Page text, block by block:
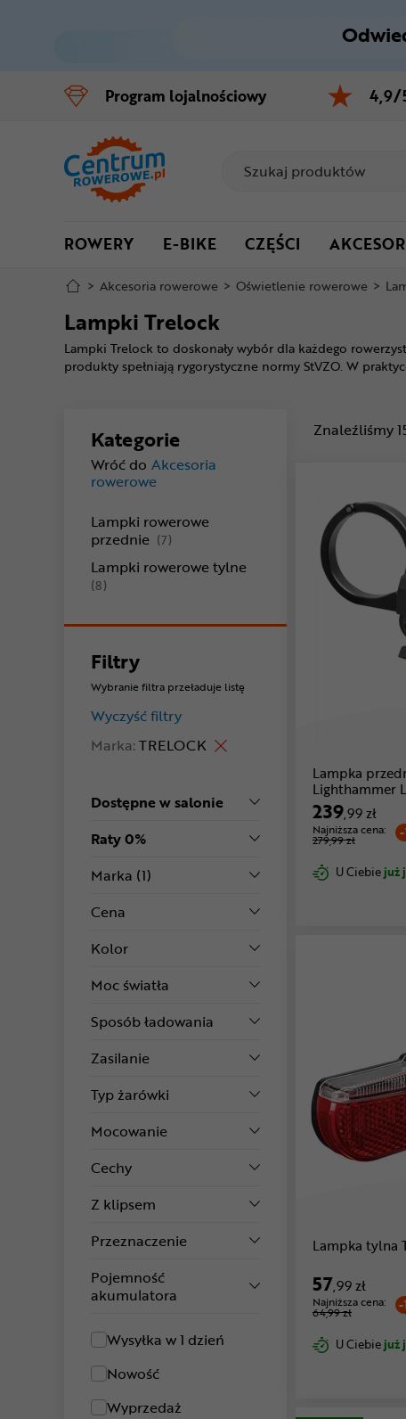
Menu główne
Filtry
Stopka
Program lojalnościowy 4,9/
ROWERY E-BIKE CZĘŚCI
> Akcesoria rowerowe > Oświetlenie rowerowe >
​Lampki Trelock
​Lampki Trelock to doskonały wybór dla każdego
produkty spełniają rygorystyczne normy StVZO. W
Kategorie
Wróć do Akcesoria
rowerowe
Lampki rowerowe
przednie (7)
Lampki rowerowe tylne
(8)
Filtry
Wybranie filtra przeładuje listę
Wyczyść filtry
Marka: TRELOCK
Dostępne w salonie
Raty 0%
Marka (1)
Cena
Kolor
Moc światła
Sposób ładowania
Zasilanie
Typ żarówki
Mocowanie
Cechy
Z klipsem
Przeznaczenie
Pojemność
akumulatora
Wysyłka w 1 dzień
Nowość
Wyprzedaż
Znaleźliśmy
Lampka
Lighthammer
239,99 zł
Najniższa cena:
279,99 zł
U Ciebiejuż
Lampka tylna
57,99 zł
-
Najniższa cena:
64,99 zł
U Ciebiejuż